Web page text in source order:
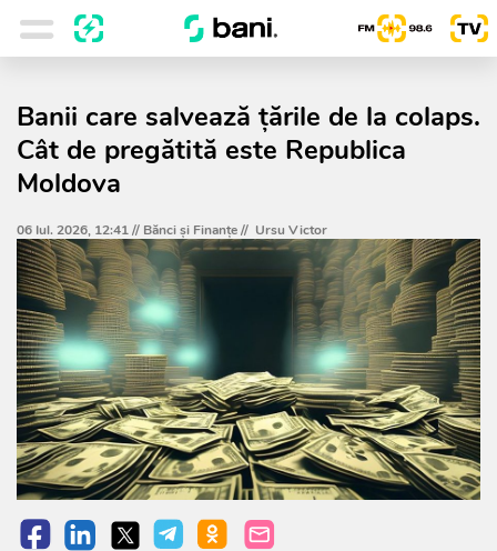
Banii care salvează țările de la colaps.
Cât de pregătită este Republica
Moldova
06 Iul. 2026, 12:41 // Bănci şi Finanţe// Ursu Victor